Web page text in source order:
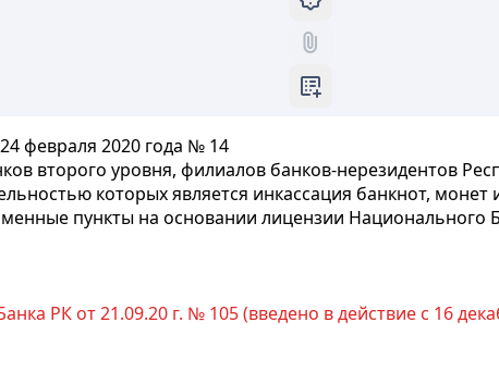
февраля 2020 года № 14
второго уровня, филиалов банков-нерезидентов
которых является инкассация банкнот, монет
пункты на основании лицензии Национального
РК от 21.09.20 г. № 105 (введено в действие с 16